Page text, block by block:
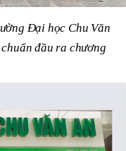
Đại học Chu Văn
đầu ra chương